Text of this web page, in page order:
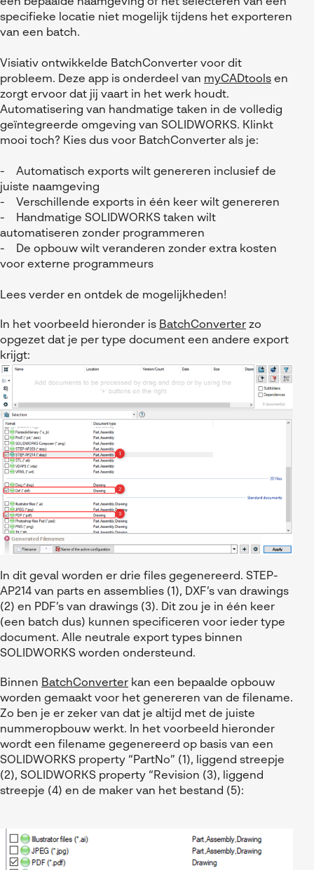
myCADtools
specifieke locatie niet mogelijk tijdens het exporteren
van een batch.
Visiativ ontwikkelde BatchConverter voor dit
probleem. Deze app is onderdeel van myCADtools en
zorgt ervoor dat jij vaart in het werk houdt.
Automatisering van handmatige taken in de volledig
geïntegreerde omgeving van SOLIDWORKS. Klinkt
mooi toch? Kies dus voor BatchConverter als je:
- Automatisch exports wilt genereren inclusief de
juiste naamgeving
- Verschillende exports in één keer wilt genereren
- Handmatige SOLIDWORKS taken wilt
automatiseren zonder programmeren
- De opbouw wilt veranderen zonder extra kosten
voor externe programmeurs
Lees verder en ontdek de mogelijkheden!
In het voorbeeld hieronder is BatchConverter zo
opgezet dat je per type document een andere export
krijgt:
In dit geval worden er drie files gegenereerd. STEP-
AP214 van parts en assemblies (1), DXF’s van drawings
(2) en PDF’s van drawings (3). Dit zou je in één keer
(een batch dus) kunnen specificeren voor ieder type
document. Alle neutrale export types binnen
SOLIDWORKS worden ondersteund.
Binnen BatchConverter kan een bepaalde opbouw
worden gemaakt voor het genereren van de filename.
Zo ben je er zeker van dat je altijd met de juiste
nummeropbouw werkt. In het voorbeeld hieronder
wordt een filename gegenereerd op basis van een
SOLIDWORKS property “PartNo” (1), liggend streepje
(2), SOLIDWORKS property “Revision (3), liggend
streepje (4) en de maker van het bestand (5):